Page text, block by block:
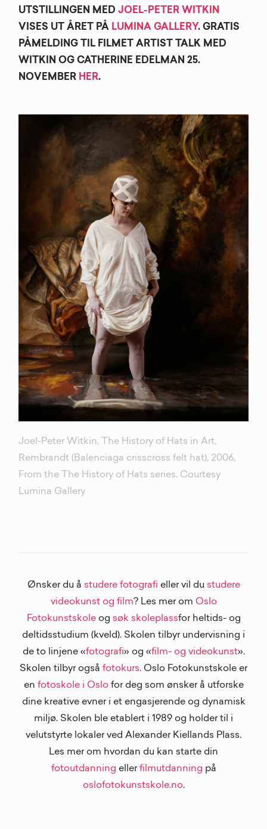
UTSTILLINGEN MEDJOEL-PETER WITKIN
VISES UT ÅRET PÅ LUMINA GALLERY. GRATIS
PÅMELDING TIL FILMET ARTIST TALK MED
WITKIN OG CATHERINE EDELMAN 25.
NOVEMBER HER.
Joel-Peter Witkin, The History of Hats in Art,
Rembrandt (Balenciaga crisscross felt hat), 2006,
From the The History of Hats series. Courtesy
Lumina Gallery
Ønsker du å studere fotografi eller vil du studere
videokunst og film? Les mer om Oslo
Fotokunstskoleog søk skoleplassfor heltids- og
deltidsstudium (kveld). Skolen tilbyr undervisning i
de to linjene «fotografi» og «film- og videokunst».
Skolen tilbyr også fotokurs. Oslo Fotokunstskole er
en fotoskole i Oslofor deg som ønsker å utforske
dine kreative evner i et engasjerende og dynamisk
miljø. Skolen ble etablert i 1989 og holder til i
velutstyrte lokaler ved Alexander Kiellands Plass.
Les mer om hvordan du kan starte din
fotoutdanning ellerfilmutdanning på
oslofotokunstskole.no.